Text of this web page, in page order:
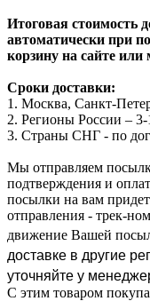
Итоговая стоимость
автоматически при
корзину на сайте или
Сроки доставки:
1. Москва, Санкт-
2. Регионы России – 3-
3. Страны СНГ - по
Мы отправляем
подтверждения и
посылки на вам
отправления - трек-
движение Вашей
доставке в другие
уточняйте у
С этим товаром